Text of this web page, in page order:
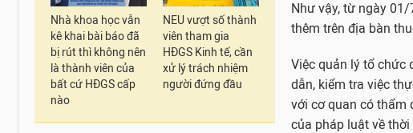
Nhà khoa học vẫn
kê khai bài báo đã
bị rút thì không nên
là thành viên của
bất cứ HĐGS cấp
nào
NEU vượt số thành
viên tham gia
HĐGS Kinh tế, cần
xử lý trách nhiệm
người đứng đầu
Như vậy, từ ngày
thêm trên địa bàn
Việc quản lý tổ chức
dẫn, kiểm tra việc
với cơ quan có thẩm
của pháp luật về